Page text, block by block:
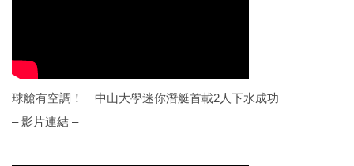
球艙有空調！ 中山大學迷你潛艇首載2人下水成功
– 影片連結 –